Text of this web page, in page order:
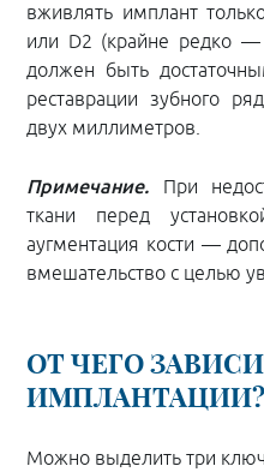
вживлять имплант
или D2 (крайне редко —
должен быть
реставрации зубного
двух миллиметров.
Примечание. При
ткани перед
аугментация кости —
вмешательство с целью
ОТ ЧЕГО
ИМПЛАНТАЦИИ?
Можно выделить три